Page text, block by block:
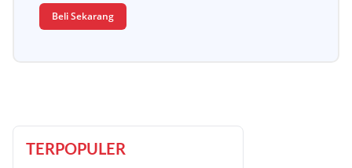
Beli Sekarang
TERPOPULER